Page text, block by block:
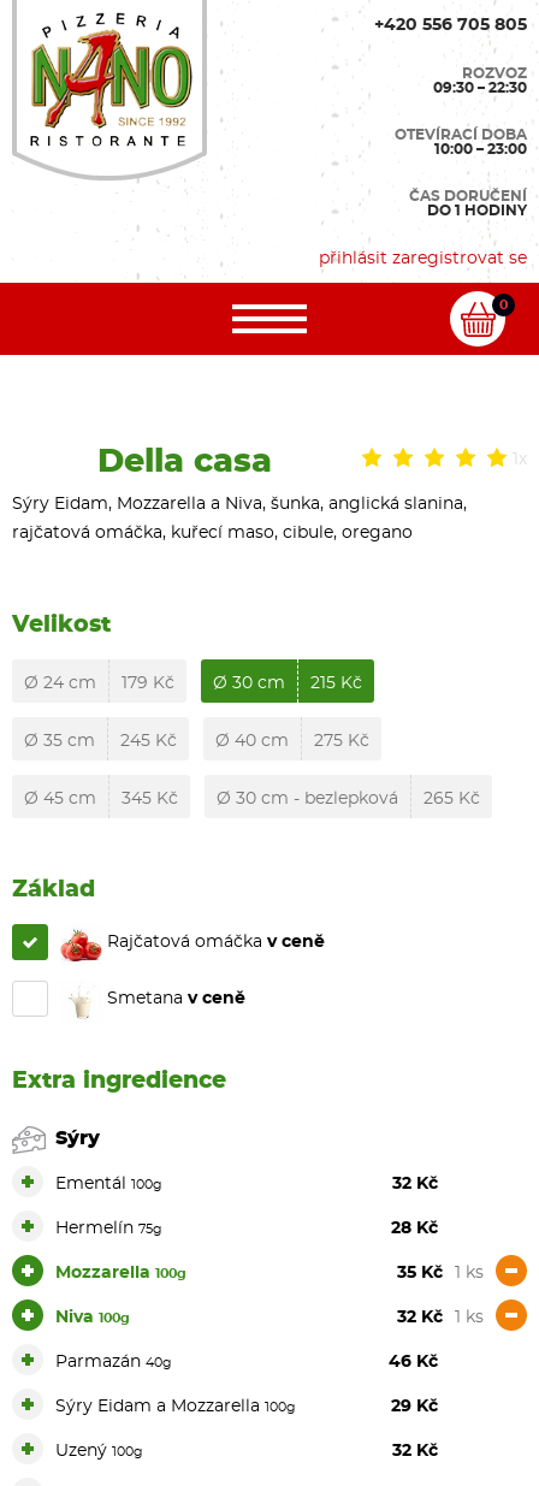
+420 556 705 805
ROZVOZ
09:30 – 22:30
OTEVÍRACÍ DOBA
10:00 – 23:00
ČAS DORUČENÍ
DO 1 HODINY
přihlásit zaregistrovat se
0
1x
Della casa
Sýry Eidam, Mozzarella a Niva, šunka, anglická slanina,
rajčatová omáčka, kuřecí maso, cibule, oregano
Velikost
Ø 24 cm 179 Kč Ø 30 cm 215 Kč
Ø 35 cm 245 Kč Ø 40 cm 275 Kč
Ø 45 cm 345 Kč Ø 30 cm - bezlepková 265 Kč
Základ
Rajčatová omáčka v ceně
Smetana v ceně
Extra ingredience
Sýry
Ementál 100g 32 Kč
Hermelín 75g 28 Kč
+ Mozzarella 100g 35 Kč 1 ks -
+ Niva 100g 32 Kč 1 ks -
Parmazán 40g 46 Kč
Sýry Eidam a Mozzarella 100g 29 Kč
Uzený 100g 32 Kč